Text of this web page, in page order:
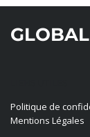
GLOBAL
Politique de
Mentions Légales